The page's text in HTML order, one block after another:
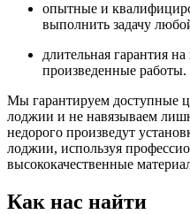
опытные и
выполнить задачу
длительная гарантия
произведенные работы.
Мы гарантируем доступные
лоджии и не навязываем
недорого произведут
лоджии, используя
высококачественные
Как нас найти